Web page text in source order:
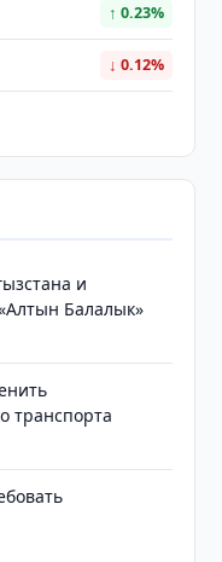
↑ 0.23%
↓ 0.12%
и
Балалык»
транспорта